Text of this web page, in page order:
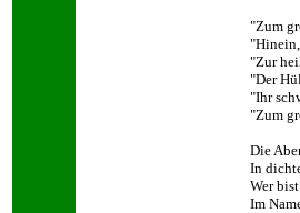
"Zum
"Zur
"Der
"Ihr
"Zum
Die
In
Wer
Im